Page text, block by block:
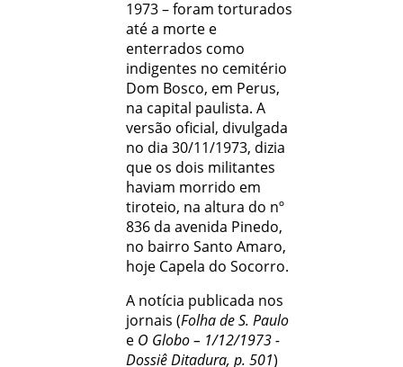
1973 – foram torturados
até a morte e
enterrados como
indigentes no cemitério
Dom Bosco, em Perus,
na capital paulista. A
versão oficial, divulgada
no dia 30/11/1973, dizia
que os dois militantes
haviam morrido em
tiroteio, na altura do nº
836 da avenida Pinedo,
no bairro Santo Amaro,
hoje Capela do Socorro.
A notícia publicada nos
jornais (Folha de S. Paulo
e O Globo – 1/12/1973 -
Dossiê Ditadura, p. 501)